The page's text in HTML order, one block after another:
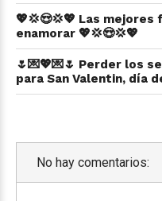
💖💢😍💢💖 Las
enamorar 💖💢😍💢💖
🌷💌💖💌🌷 Perder los
para San Valentin, día
No hay comentarios: